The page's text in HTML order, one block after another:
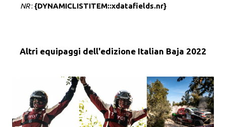
NR: {DYNAMICLISTITEM::xdatafields.nr}
Altri equipaggi dell'edizione Italian Baja 2022